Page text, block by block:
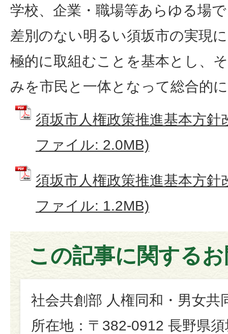
学校、企業・職場等あらゆる場
差別のない明るい須坂市の実現
極的に取組むことを基本とし、
みを市民と一体となって総合的
須坂市人権政策推進基本方針
ファイル: 2.0MB)
須坂市人権政策推進基本方針
ファイル: 1.2MB)
この記事に関する
社会共創部 人権同和・男女共
所在地：〒382-0912 長野県